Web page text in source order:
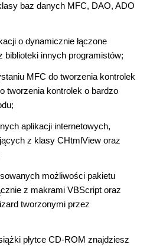
baz danych MFC, DAO, ADO
o dynamicznie łączone
biblioteki innych programistów;
MFC do tworzenia kontrolek
tworzenia kontrolek o bardzo
aplikacji internetowych,
z klasy CHtmlView oraz
możliwości pakietu
z makrami VBScript oraz
tworzonymi przez
płytce CD-ROM znajdziesz